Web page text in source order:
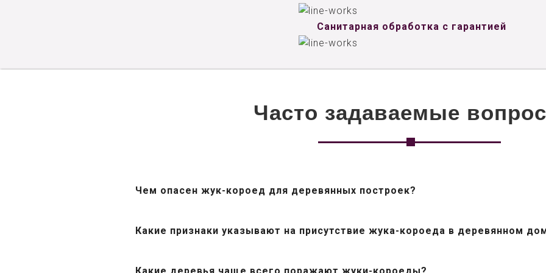
Санитарная обработка с гарантией
Часто задаваемые
Чем опасен жук-короед для деревянных построек?
Какие признаки указывают на присутствие жука-короеда в деревянном